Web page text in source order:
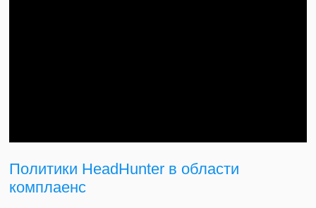
Политики HeadHunter в области
комплаенс